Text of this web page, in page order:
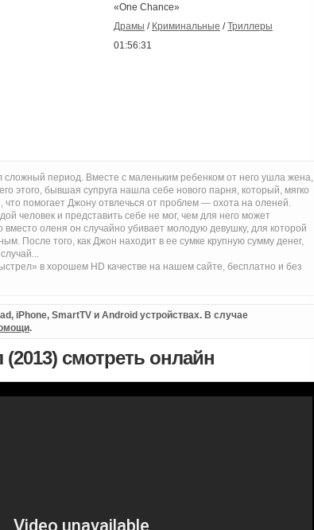
«One Chance»
Драмы / Криминальные /Триллеры
01:56:31
сложный период. Вместе с маленьким ребенком от него ушла жена,
этого, бывшая супруга нашла себе нового парня, который, мягко
что помогает Джону отвлечься от проблем — охота на оленей.
человек и представить себе не мог, чем для него может
вместо оленя он случайно убивает молодую девушку, для которой
После того, как Джон находит в ее сумке крупную сумму денег,
в хорошем HD качестве на нашем сайте, бесплатно и без
iPhone, SmartTV и Android устройствах. В случае
.
смотреть онлайн